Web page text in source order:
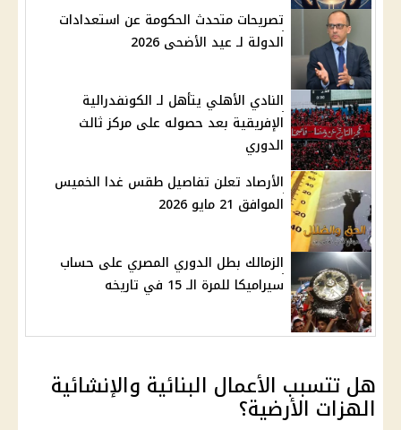
تصريحات متحدث الحكومة عن استعدادات
الدولة لـ عيد الأضحى 2026
النادي الأهلي يتأهل لـ الكونفدرالية
الإفريقية بعد حصوله على مركز ثالث
الدوري
الأرصاد تعلن تفاصيل طقس غدا الخميس
الموافق 21 مايو 2026
الزمالك بطل الدوري المصري على حساب
سيراميكا للمرة الـ 15 في تاريخه
هل تتسبب الأعمال البنائية والإنشائية
الهزات الأرضية؟